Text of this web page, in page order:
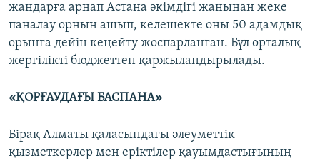
жандарға арнап Астана әкімдігі жанынан жеке
паналау орнын ашып, келешекте оны 50 адамдық
орынға дейін кеңейту жоспарланған. Бұл орталық
жергілікті бюджеттен қаржыландырылады.
«ҚОРҒАУДАҒЫ БАСПАНА»
Бірақ Алматы қаласындағы әлеуметтік
қызметкерлер мен еріктілер қауымдастығының